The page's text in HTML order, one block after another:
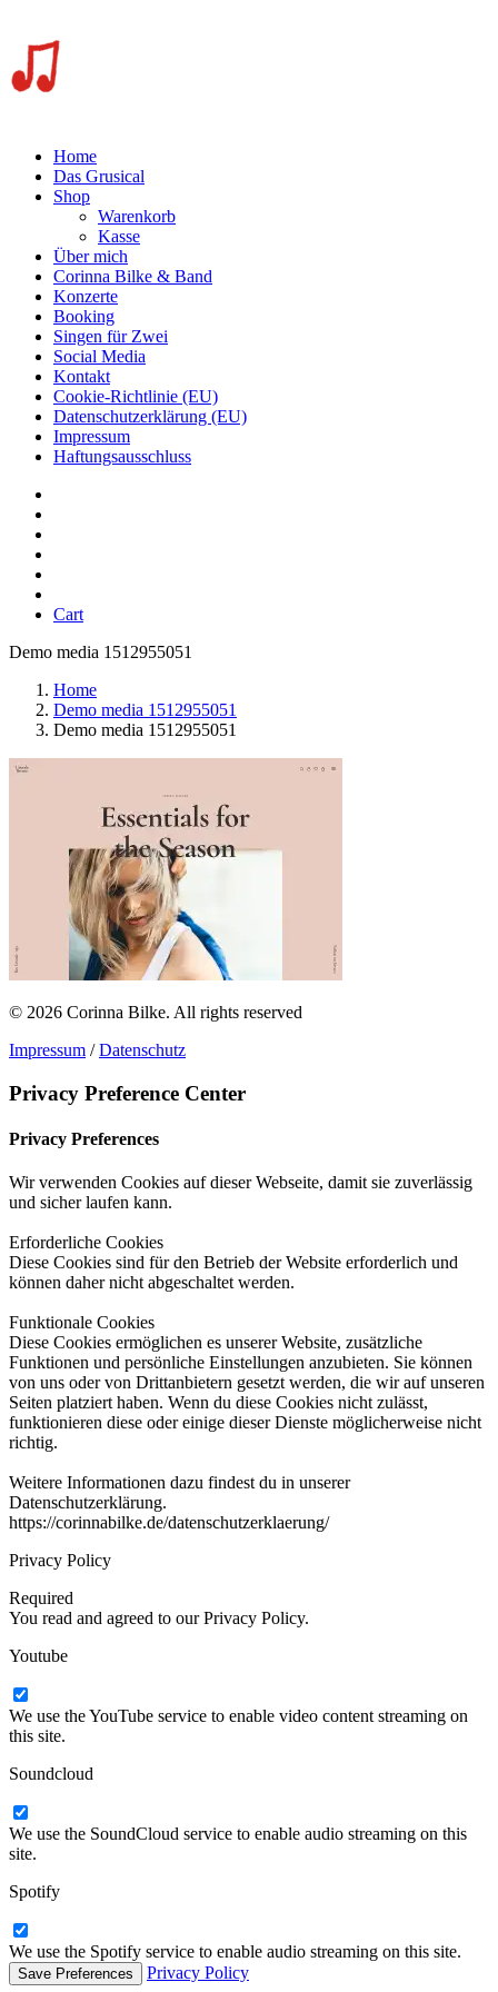
Home
Das Grusical
Shop
Warenkorb
Kasse
Über mich
Corinna Bilke & Band
Konzerte
Booking
Singen für Zwei
Social Media
Kontakt
Cookie-Richtlinie (EU)
Datenschutzerklärung (EU)
Impressum
Haftungsausschluss
Cart
Demo media 1512955051
Home
Demo media 1512955051
Demo media 1512955051
© 2026 Corinna Bilke. All rights reserved
Impressum /Datenschutz
Privacy Preference Center
Privacy Preferences
Wir verwenden Cookies auf dieser Webseite, damit sie zuverlässig
und sicher laufen kann.
Erforderliche Cookies
Diese Cookies sind für den Betrieb der Website erforderlich und
können daher nicht abgeschaltet werden.
Funktionale Cookies
Diese Cookies ermöglichen es unserer Website, zusätzliche
Funktionen und persönliche Einstellungen anzubieten. Sie können
von uns oder von Drittanbietern gesetzt werden, die wir auf unseren
Seiten platziert haben. Wenn du diese Cookies nicht zulässt,
funktionieren diese oder einige dieser Dienste möglicherweise nicht
richtig.
Weitere Informationen dazu findest du in unserer
Datenschutzerklärung.
https://corinnabilke.de/datenschutzerklaerung/
Privacy Policy
Required
You read and agreed to our Privacy Policy.
Youtube
We use the YouTube service to enable video content streaming on
this site.
Soundcloud
We use the SoundCloud service to enable audio streaming on this
site.
Spotify
We use the Spotify service to enable audio streaming on this site.
Privacy Policy